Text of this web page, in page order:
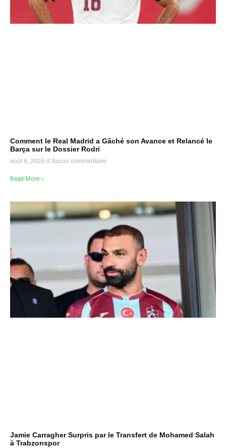
Comment le Real Madrid a Gâché son Avance et Relancé le
Barça sur le Dossier Rodri
août 6, 2026 Aucun commentaire
Read More »
Jamie Carragher Surpris par le Transfert de Mohamed Salah
à Trabzonspor